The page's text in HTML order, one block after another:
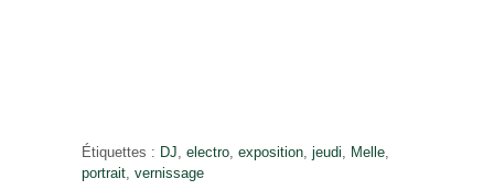
Étiquettes : DJ electro exposition jeudi Melle
portrait vernissage